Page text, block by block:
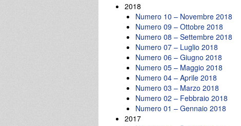
2018
Numero 10 – Novembre 2018
Numero 09 – Ottobre 2018
Numero 08 – Settembre 2018
Numero 07 – Luglio 2018
Numero 06 – Giugno 2018
Numero 05 – Maggio 2018
Numero 04 – Aprile 2018
Numero 03 – Marzo 2018
Numero 02 – Febbraio 2018
Numero 01 – Gennaio 2018
2017